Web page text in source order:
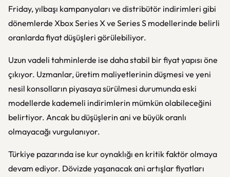
Friday, yılbaşı kampanyaları ve distribütör indirimleri gibi
dönemlerde Xbox Series X ve Series S modellerinde belirli
oranlarda fiyat düşüşleri görülebiliyor.
Uzun vadeli tahminlerde ise daha stabil bir fiyat yapısı öne
çıkıyor. Uzmanlar, üretim maliyetlerinin düşmesi ve yeni
nesil konsolların piyasaya sürülmesi durumunda eski
modellerde kademeli indirimlerin mümkün olabileceğini
belirtiyor. Ancak bu düşüşlerin ani ve büyük oranlı
olmayacağı vurgulanıyor.
Türkiye pazarında ise kur oynaklığı en kritik faktör olmaya
devam ediyor. Dövizde yaşanacak ani artışlar fiyatları